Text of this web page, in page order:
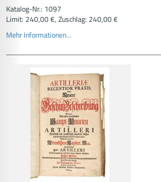
Katalog-Nr.: 1097
Limit: 240,00 €, Zuschlag: 240,00 €
Mehr Informationen...